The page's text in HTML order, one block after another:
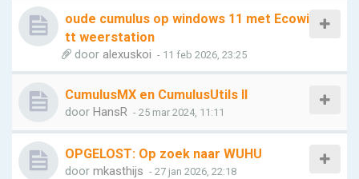
oude cumulus op windows 11 met Ecowi
tt weerstation
door alexuskoi - 11 feb 2026, 23:25
CumulusMX en CumulusUtils II
door HansR - 25 mar 2024, 11:11
OPGELOST: Op zoek naar WUHU
door mkasthijs - 27 jan 2026, 22:18